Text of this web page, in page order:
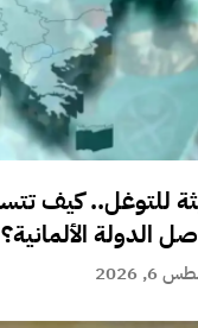
للتوغل.. كيف
الدولة الألمانية؟
2026